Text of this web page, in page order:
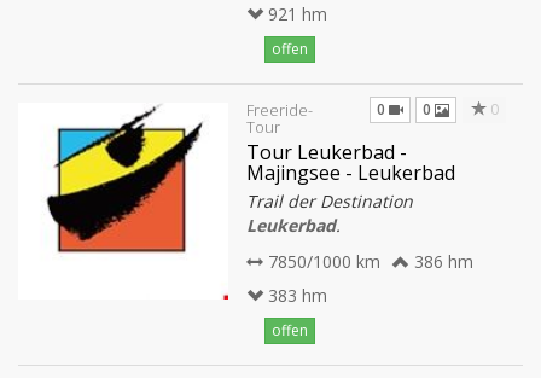
921 hm
offen
Freeride-
Tour
0 0 0
Tour Leukerbad -
Majingsee - Leukerbad
Trail der Destination
Leukerbad.
7850/1000 km
386 hm
383 hm
offen